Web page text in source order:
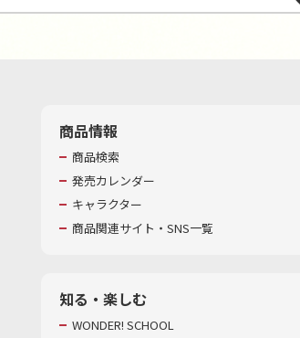
商品情報
商品検索
発売カレンダー
キャラクター
商品関連サイト・SNS一覧
知る・楽しむ
WONDER! SCHOOL